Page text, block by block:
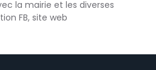
la mairie et les diverses
FB, site web